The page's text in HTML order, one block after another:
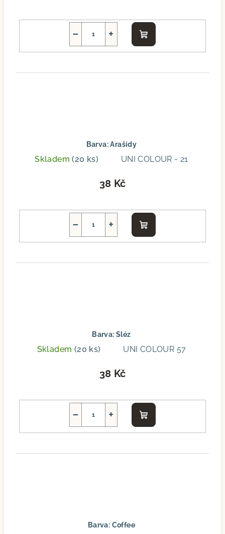
+
−
Do
košíku
Barva: Arašídy
Skladem(20 ks) UNI COLOUR - 21
38 Kč
+
−
Do
košíku
Barva: Sléz
Skladem (20 ks) UNI COLOUR 57
38 Kč
+
−
Do
košíku
Barva: Coffee